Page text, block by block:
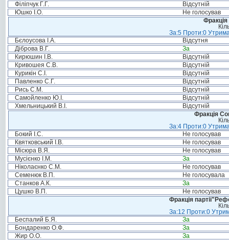
Філіпчук Г.Г.
Відсутній
Юшко І.О.
Не голосував
Фракція
За:5 Проти:0
Бєлоусова І.А.
Відсутня
Діброва В.Г.
За
Кирюшин І.В.
Відсутній
Кривошея С.В.
Відсутній
Курикін С.І.
Відсутній
Павленко С.Г.
Відсутній
Рись С.М.
Відсутній
Самойленко Ю.І.
Відсутній
Хмельницький В.І.
Відсутній
Фракція
За:4 Проти:0
Бокий І.С.
Не голосував
Квятковський І.В.
Не голосував
Місюра В.Я.
Не голосував
Мусієнко І.М.
За
Ніколаєнко С.М.
Не голосував
Семенюк В.П.
Не голосувала
Станков А.К.
За
Цушко В.П.
Не голосував
Фракція
За:12 Проти:0
Беспалий Б.Я.
За
Бондаренко О.Ф.
За
Жир О.О.
За